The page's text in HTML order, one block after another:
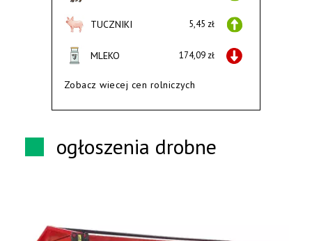
TUCZNIKI 5,45 zł
MLEKO 174,09 zł
Zobacz wiecej cen rolniczych
ogłoszenia drobne